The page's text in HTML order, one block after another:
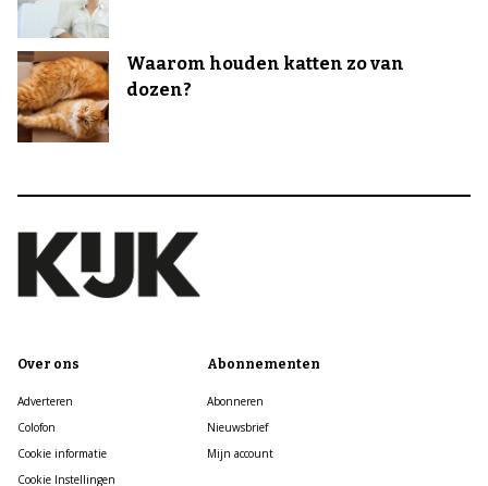
Waarom houden katten zo van
dozen?
Over ons
Adverteren
Colofon
Cookie informatie
Cookie Instellingen
Abonnementen
Abonneren
Nieuwsbrief
Mijn account